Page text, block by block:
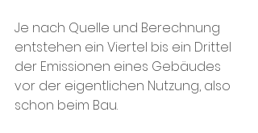
Je nach Quelle und Berechnung
entstehen ein Viertel bis ein Drittel
der Emissionen eines Gebäudes
vor der eigentlichen Nutzung, also
schon beim Bau.